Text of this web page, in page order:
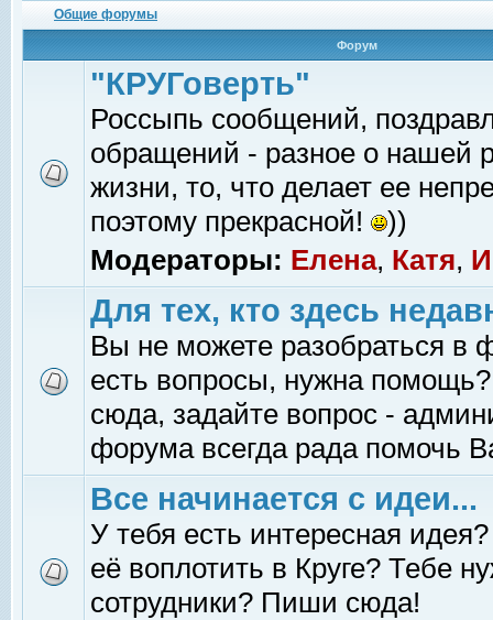
Общие форумы
Форум
"КРУГоверть"
Россыпь сообщений,
обращений - разное о нашей
жизни, то, что делает ее
поэтому прекрасной!
))
Модераторы: Елена, Катя,
Для тех, кто здесь
Вы не можете разобраться в
есть вопросы, нужна помощь?
сюда, задайте вопрос -
форума всегда рада помочь
Все начинается с идеи...
У тебя есть интересная
её воплотить в Круге? Тебе
сотрудники? Пиши сюда!